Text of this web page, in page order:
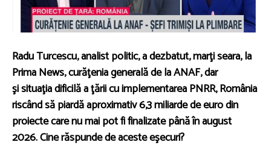
Radu Turcescu, analist politic, a dezbatut, marţi seara, la
Prima News, curăţenia generală de la ANAF, dar
şi situaţia dificilă a ţării cu implementarea PNRR, România
riscând să piardă aproximativ 6,3 miliarde de euro din
proiecte care nu mai pot fi finalizate până în august
2026. Cine răspunde de aceste eşecuri?